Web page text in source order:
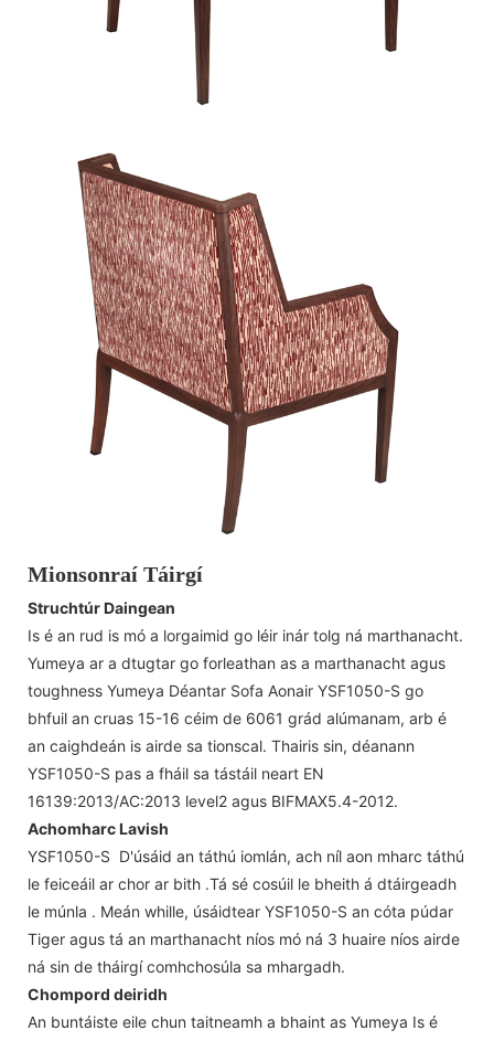
Mionsonraí Táirgí
Struchtúr Daingean
Is é an rud is mó a lorgaimid go léir inár tolg ná marthanacht.
Yumeya ar a dtugtar go forleathan as a marthanacht agus
toughness Yumeya Déantar Sofa Aonair YSF1050-S go
bhfuil an cruas 15-16 céim de 6061 grád alúmanam, arb é
an caighdeán is airde sa tionscal. Thairis sin, déanann
YSF1050-S pas a fháil sa tástáil neart EN
16139:2013/AC:2013 level2 agus BIFMAX5.4-2012.
Achomharc Lavish
YSF1050-S D'úsáid an táthú iomlán, ach níl aon mharc táthú
le feiceáil ar chor ar bith .Tá sé cosúil le bheith á dtáirgeadh
le múnla . Meán whille, úsáidtear YSF1050-S an cóta púdar
Tiger agus tá an marthanacht níos mó ná 3 huaire níos airde
ná sin de tháirgí comhchosúla sa mhargadh.
Chompord deiridh
An buntáiste eile chun taitneamh a bhaint as Yumeya Is é